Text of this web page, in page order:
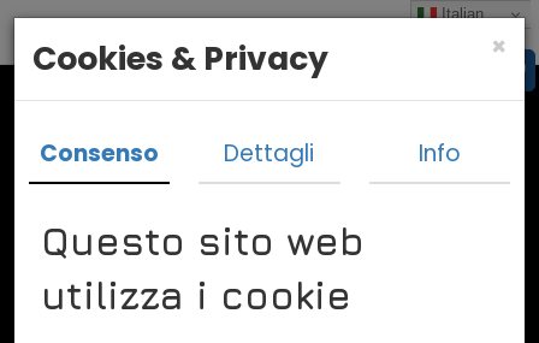
Italian
Vado In Bulgaria
×
Cookies & Privacy
Consenso Dettagli Info
Questo sito web
utilizza i cookie